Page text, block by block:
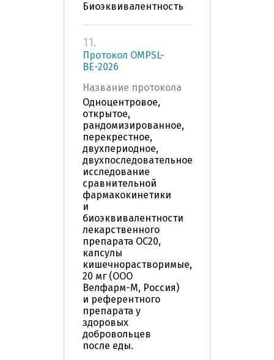
Биоэквивалентность
11.
Протокол OMPSL-
BE-2026
Название протокола
Одноцентровое,
открытое,
рандомизированное,
перекрестное,
двухпериодное,
двухпоследовательное
исследование
сравнительной
фармакокинетики
и
биоэквивалентности
лекарственного
препарата OC20,
капсулы
кишечнорастворимые,
20 мг (ООО
Велфарм-М, Россия)
и референтного
препарата у
здоровых
добровольцев
после еды.